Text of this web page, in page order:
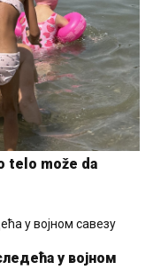
telo može da
у војном